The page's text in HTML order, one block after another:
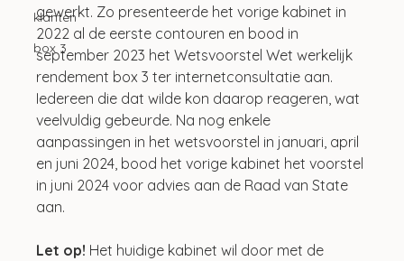
klanten
box 3
gewerkt. Zo presenteerde het vorige kabinet in
2022 al de eerste contouren en bood in
september 2023 het Wetsvoorstel Wet werkelijk
rendement box 3 ter internetconsultatie aan.
Iedereen die dat wilde kon daarop reageren, wat
veelvuldig gebeurde. Na nog enkele
aanpassingen in het wetsvoorstel in januari, april
en juni 2024, bood het vorige kabinet het voorstel
in juni 2024 voor advies aan de Raad van State
aan.
Let op! Het huidige kabinet wil door met de